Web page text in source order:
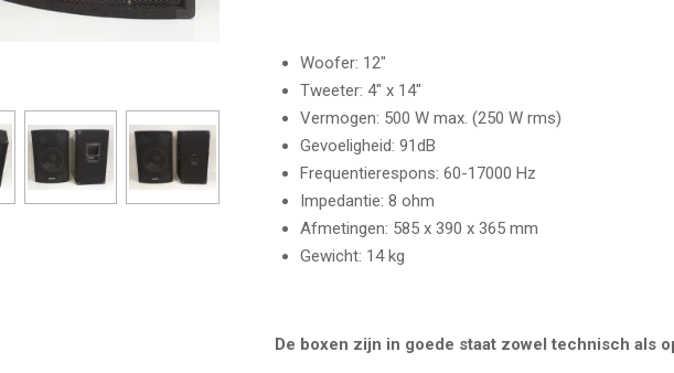
Woofer: 12"
Tweeter: 4" x 14"
Vermogen: 500 W max. (250 W rms)
Gevoeligheid: 91dB
Frequentierespons: 60-17000 Hz
Impedantie: 8 ohm
Afmetingen: 585 x 390 x 365 mm
Gewicht: 14 kg
De boxen zijn in goede staat zowel technisch als